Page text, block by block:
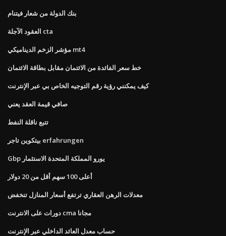
بنك الدولة من شعار فيتنام
العقود الآجلة cta
مؤشر الزخم الديناميكي mt4
خط سعر الفائدة من الائتمان مقابل بطاقة الائتمان
كيف يمكنني رؤية رقم التوجيه الخاص بي عبر الإنترنت
صافي قيمة العقد يعني
تتبع ناقلة النفط
بيتكوين تاجر erfahrungen
Gbp يورو المملكة المتحدة الاستثمار
أعلى 100 سهم أقل من 20 دولار
معدلات الرهن العقاري ترتفع أسعار المنازل تنخفض
دورات على الانترنت cma مجانا
حساب معدل العائد الداخلي عبر الإنترنت